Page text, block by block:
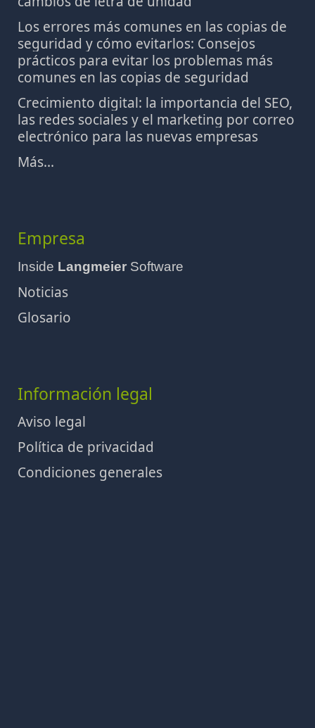
Los errores más comunes en las copias de
seguridad y cómo evitarlos: Consejos
prácticos para evitar los problemas más
comunes en las copias de seguridad
Crecimiento digital: la importancia del SEO,
las redes sociales y el marketing por correo
electrónico para las nuevas empresas
Más...
Empresa
Inside Langmeier Software
Noticias
Glosario
Información legal
Aviso legal
Política de privacidad
Condiciones generales